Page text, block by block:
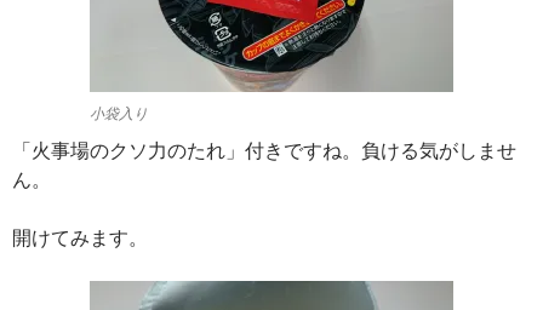
小袋入り
「火事場のクソ力のたれ」付きですね。負ける気がしませ
ん。
開けてみます。